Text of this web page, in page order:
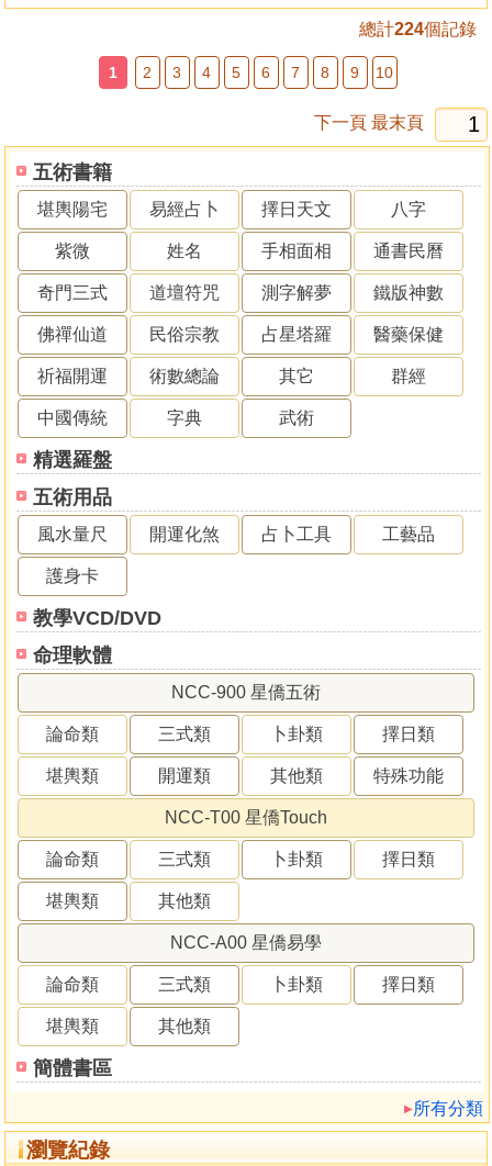
五術書籍
堪輿陽宅 易經占卜 擇日天文 八字
紫微 姓名 手相面相 通書民曆
奇門三式 道壇符咒 測字解夢 鐵版神數
佛禪仙道 民俗宗教 占星塔羅 醫藥保健
祈福開運 術數總論 其它 群經
中國傳統 字典 武術
精選羅盤
五術用品
風水量尺 開運化煞 占卜工具 工藝品
護身卡
教學VCD/DVD
命理軟體
NCC-900 星僑五術
論命類 三式類 卜卦類 擇日類
堪輿類 開運類 其他類 特殊功能
NCC-T00 星僑Touch
論命類 三式類 卜卦類 擇日類
堪輿類 其他類
NCC-A00 星僑易學
論命類 三式類 卜卦類 擇日類
堪輿類 其他類
簡體書區
所有分類
瀏覽紀錄
總計224個記錄
1 2 3 4 5 6 7 8 9 10
下一頁 最末頁